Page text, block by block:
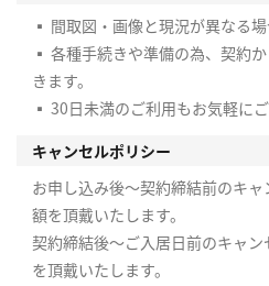
▪ 間取図・画像と現況が異なる場
▪ 各種手続きや準備の為、契約
きます。
▪ 30日未満のご利用もお気軽にご
キャンセルポリシー
お申し込み後～契約締結前のキ
額を頂戴いたします。
契約締結後～ご入居日前のキャ
を頂戴いたします。